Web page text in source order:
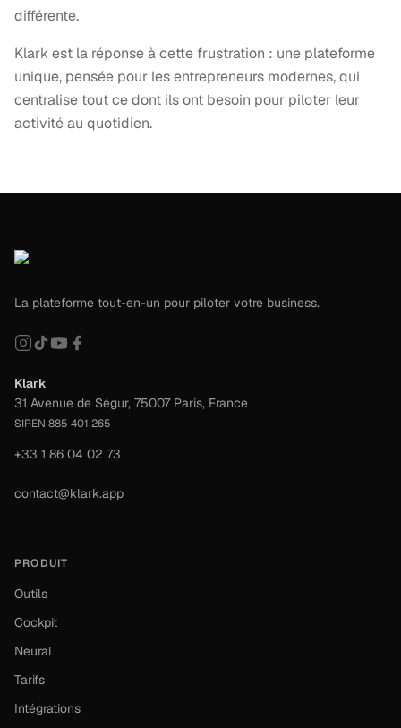
différente.
Klark est la réponse à cette frustration : une plateforme
unique, pensée pour les entrepreneurs modernes, qui
centralise tout ce dont ils ont besoin pour piloter leur
activité au quotidien.
La plateforme tout-en-un pour piloter votre business.
Klark
31 Avenue de Ségur, 75007 Paris, France
SIREN 885 401 265
+33 1 86 04 02 73
contact@klark.app
PRODUIT
Outils
Cockpit
Neural
Tarifs
Intégrations